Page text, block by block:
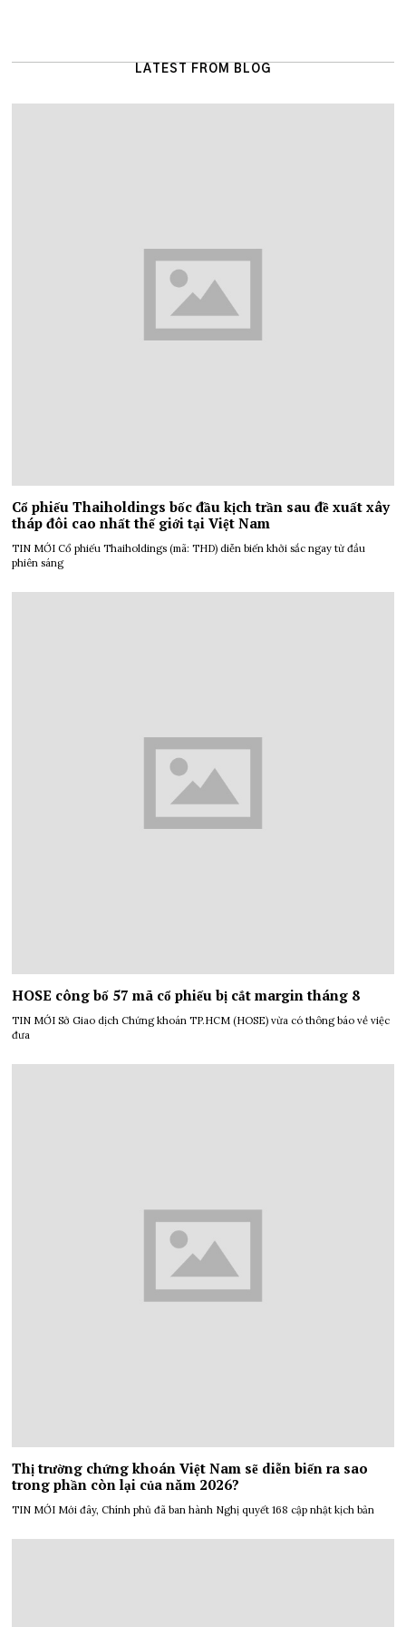
LATEST FROM BLOG
Cổ phiếu Thaiholdings bốc đầu kịch trần sau đề xuất xây
tháp đôi cao nhất thế giới tại Việt Nam
TIN MỚI Cổ phiếu Thaiholdings (mã: THD) diễn biến khởi sắc ngay từ đầu
phiên sáng
HOSE công bố 57 mã cổ phiếu bị cắt margin tháng 8
TIN MỚI Sở Giao dịch Chứng khoán TP.HCM (HOSE) vừa có thông báo về việc
đưa
Thị trường chứng khoán Việt Nam sẽ diễn biến ra sao
trong phần còn lại của năm 2026?
TIN MỚI Mới đây, Chính phủ đã ban hành Nghị quyết 168 cập nhật kịch bản